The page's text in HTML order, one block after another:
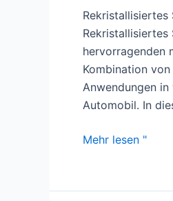
hervorragenden
Kombination
Anwendungen
Automobil. In
Rekristallisiertes
Mehr lesen "